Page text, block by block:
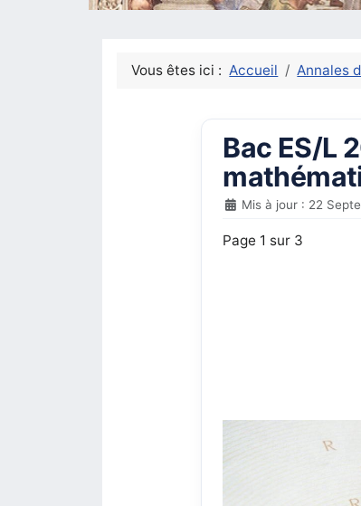
Vous êtes ici :Accueil Annales
Bac ES/L
Mis à jour : 22
Page 1 sur 3